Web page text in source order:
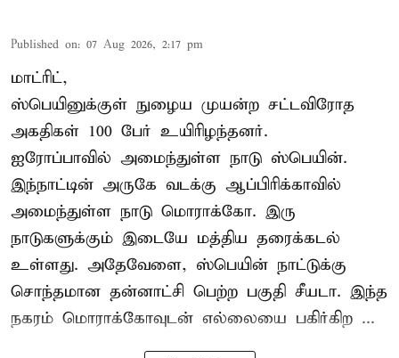
Published on: 07 Aug 2026, 2:17 pm
மாட்ரிட்,
ஸ்பெயினுக்குள் நுழைய முயன்ற சட்டவிரோத
அகதிகள் 100 பேர் உயிரிழந்தனர்.
ஐரோப்பாவில் அமைந்துள்ள நாடு ஸ்பெயின்.
இந்நாட்டின் அருகே வடக்கு ஆப்பிரிக்காவில்
அமைந்துள்ள நாடு மொராக்கோ. இரு
நாடுகளுக்கும் இடையே மத்திய தரைக்கடல்
உள்ளது. அதேவேளை, ஸ்பெயின் நாட்டுக்கு
சொந்தமான தன்னாட்சி பெற்ற பகுதி சீயடா. இந்த
நகரம் மொராக்கோவுடன் எல்லையை பகிர்கிற ...